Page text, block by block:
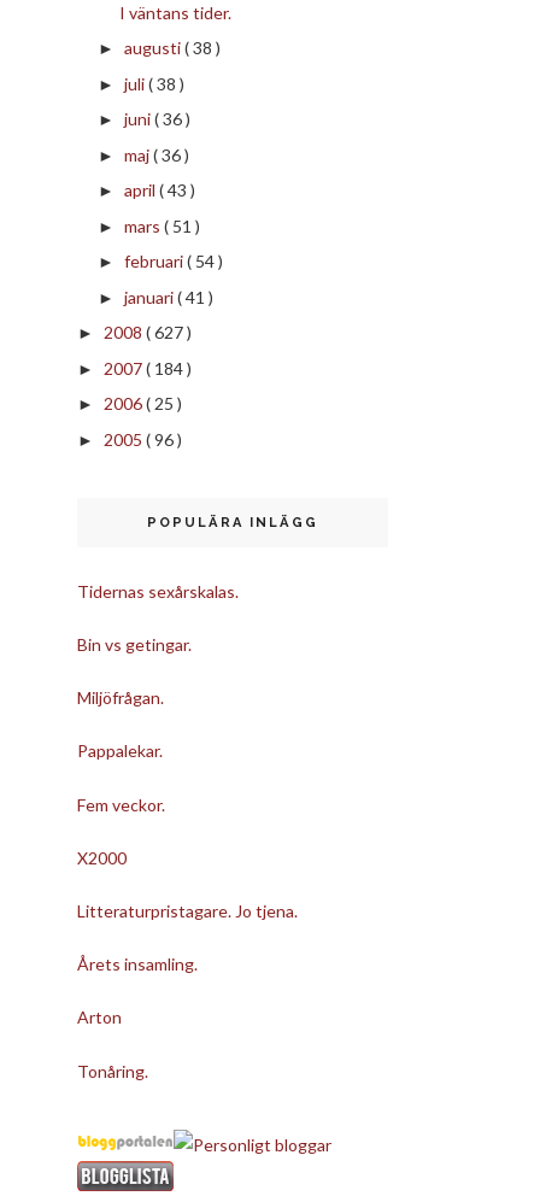
I väntans tider.
► augusti( 38 )
► juli( 38 )
► juni( 36 )
► maj( 36 )
► april ( 43 )
► mars ( 51 )
► februari( 54 )
► januari( 41 )
► 2008 ( 627 )
► 2007( 184 )
► 2006( 25 )
► 2005 ( 96 )
POPULÄRA INLÄGG
Tidernas sexårskalas.
Bin vs getingar.
Miljöfrågan.
Pappalekar.
Fem veckor.
X2000
Litteraturpristagare. Jo tjena.
Årets insamling.
Arton
Tonåring.